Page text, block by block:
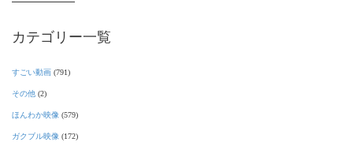
カテゴリー一覧
すごい動画 (791)
その他 (2)
ほんわか映像 (579)
ガクブル映像 (172)